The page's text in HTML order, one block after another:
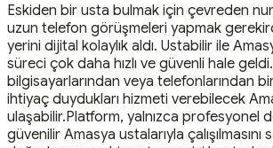
Eskiden bir usta bulmak için çevreden
uzun telefon görüşmeleri yapmak
yerini dijital kolaylık aldı. Ustabilir ile
süreci çok daha hızlı ve güvenli hale geldi.
bilgisayarlarından veya telefonlarından
ihtiyaç duydukları hizmeti verebilecek
ulaşabilir.Platform, yalnızca profesyonel
güvenilir Amasya ustalarıyla çalışılmasını